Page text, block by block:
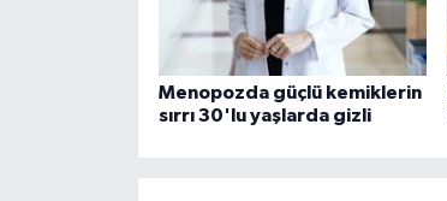
Menopozda güçlü kemiklerin
sırrı 30'lu yaşlarda gizli